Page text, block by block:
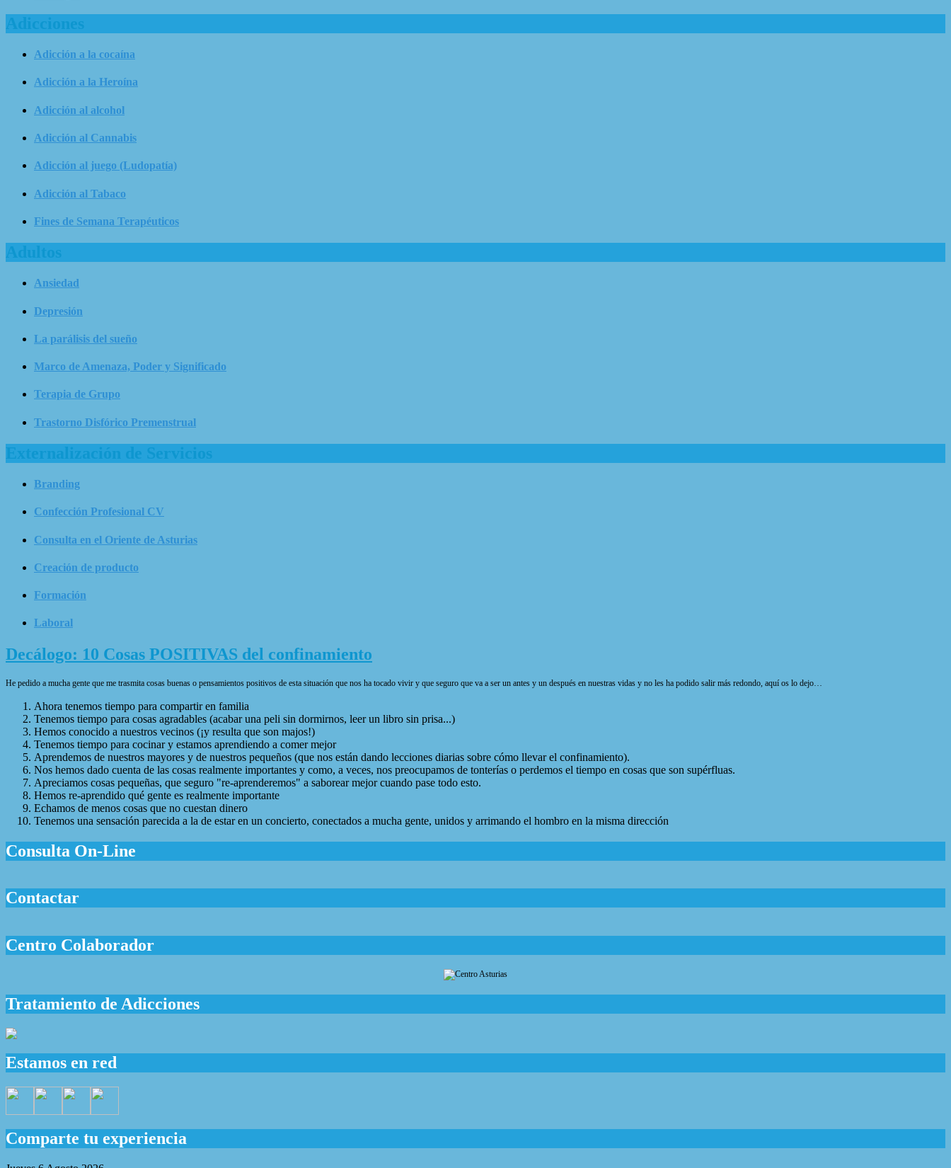
Adicciones
Adicción a la cocaína
Adicción a la Heroína
Adicción al alcohol
Adicción al Cannabis
Adicción al juego (Ludopatía)
Adicción al Tabaco
Fines de Semana Terapéuticos
Adultos
Ansiedad
Depresión
La parálisis del sueño
Marco de Amenaza, Poder y Significado
Terapia de Grupo
Trastorno Disfórico Premenstrual
Externalización de Servicios
Branding
Confección Profesional CV
Consulta en el Oriente de Asturias
Creación de producto
Formación
Laboral
Decálogo: 10 Cosas POSITIVAS del confinamiento
He pedido a mucha gente que me trasmita cosas buenas o pensamientos positivos de esta situación que nos ha tocado vivir y que seguro que va a ser un antes y un después en nuestras vidas y no les ha podido salir más redondo, aquí os lo dejo…
Ahora tenemos tiempo para compartir en familia
Tenemos tiempo para cosas agradables (acabar una peli sin dormirnos, leer un libro sin prisa...)
Hemos conocido a nuestros vecinos (¡y resulta que son majos!)
Tenemos tiempo para cocinar y estamos aprendiendo a comer mejor
Aprendemos de nuestros mayores y de nuestros pequeños (que nos están dando lecciones diarias sobre cómo llevar el confinamiento).
Nos hemos dado cuenta de las cosas realmente importantes y como, a veces, nos preocupamos de tonterías o perdemos el tiempo en cosas que son supérfluas.
Apreciamos cosas pequeñas, que seguro "re-aprenderemos" a saborear mejor cuando pase todo esto.
Hemos re-aprendido qué gente es realmente importante
Echamos de menos cosas que no cuestan dinero
Tenemos una sensación parecida a la de estar en un concierto, conectados a mucha gente, unidos y arrimando el hombro en la misma dirección
Consulta On-Line
Contactar
Centro Colaborador
Tratamiento de Adicciones
Estamos en red
Comparte tu experiencia